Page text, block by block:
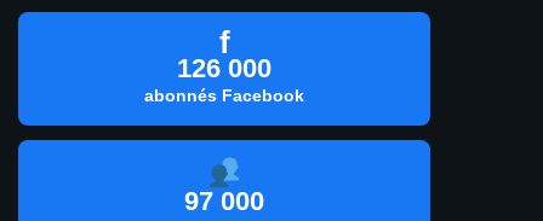
f
126 000
abonnés Facebook
97 000